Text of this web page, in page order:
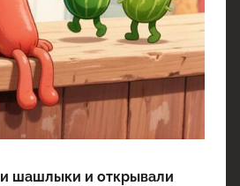
шашлыки и открывали